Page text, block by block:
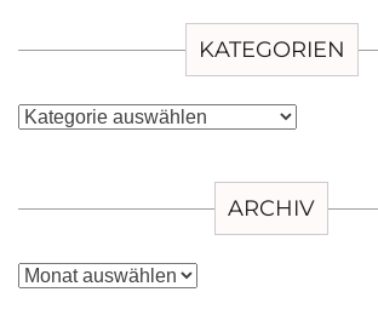
KATEGORIEN
Kategorien
ARCHIV
Archiv